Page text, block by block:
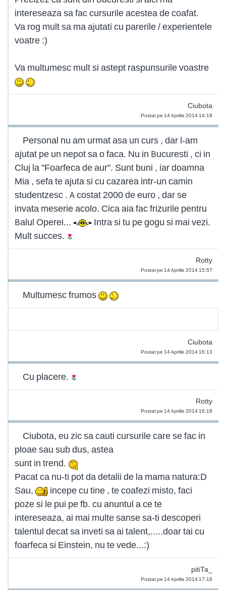
intereseaza sa fac cursurile acestea de coafat.
Va rog mult sa ma ajutati cu parerile / experientele
voatre :)
Va multumesc mult si astept raspunsurile voastre
Ciubota
Postat pe 14 Aprilie 2014 14:18
Personal nu am urmat asa un curs , dar l-am
ajutat pe un nepot sa o faca. Nu in Bucuresti , ci in
Cluj la "Foarfeca de aur". Sunt buni , iar doamna
Mia , sefa te ajuta si cu cazarea intr-un camin
studentzesc . A costat 2000 de euro , dar se
invata meserie acolo. Cica aia fac frizurile pentru
Balul Operei...
Intra si tu pe gogu si mai vezi.
Mult succes.
Rotty
Postat pe 14 Aprilie 2014 15:57
Multumesc frumos
Ciubota
Postat pe 14 Aprilie 2014 16:13
Cu placere.
Rotty
Postat pe 14 Aprilie 2014 16:18
Ciubota, eu zic sa cauti cursurile care se fac in
ploae sau sub dus, astea
sunt in trend.
Pacat ca nu-ti pot da detalii de la mama natura:D
Sau,
incepe cu tine , te coafezi misto, faci
poze si le pui pe fb. cu anuntul a ce te
intereseaza, ai mai multe sanse sa-ti descoperi
talentul decat sa inveti sa ai talent,.....doar tai cu
foarfeca si Einstein, nu te vede...:)
pitiTa_
Postat pe 14 Aprilie 2014 17:18